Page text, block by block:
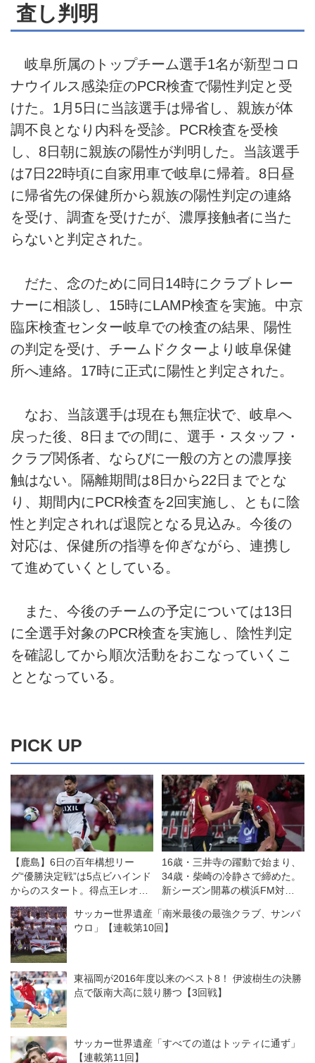
査し判明
岐阜所属のトップチーム選手1名が新型コロ
ナウイルス感染症のPCR検査で陽性判定と受
けた。1月5日に当該選手は帰省し、親族が体
調不良となり内科を受診。PCR検査を受検
し、8日朝に親族の陽性が判明した。当該選手
は7日22時頃に自家用車で岐阜に帰着。8日昼
に帰省先の保健所から親族の陽性判定の連絡
を受け、調査を受けたが、濃厚接触者に当た
らないと判定された。
だた、念のために同日14時にクラブトレー
ナーに相談し、15時にLAMP検査を実施。中京
臨床検査センター岐阜での検査の結果、陽性
の判定を受け、チームドクターより岐阜保健
所へ連絡。17時に正式に陽性と判定された。
なお、当該選手は現在も無症状で、岐阜へ
戻った後、8日までの間に、選手・スタッフ・
クラブ関係者、ならびに一般の方との濃厚接
触はない。隔離期間は8日から22日までとな
り、期間内にPCR検査を2回実施し、ともに陰
性と判定されれば退院となる見込み。今後の
対応は、保健所の指導を仰ぎながら、連携し
て進めていくとしている。
また、今後のチームの予定については13日
に全選手対象のPCR検査を実施し、陰性判定
を確認してから順次活動をおこなっていくこ
ととなっている。
PICK UP
【鹿島】6日の百年構想リー
グ“優勝決定戦”は5点ビハインド
からのスタート。得点王レオ・
セアラは神戸戦に向けて「より
アグレッシブに、より強気に、
冷静さも保ちながら」
16歳・三井寺の躍動で始まり、
34歳・柴崎の冷静さで締めた。
新シーズン開幕の横浜FM対鹿
◎J１開幕戦
サッカー世界遺産「南米最後の最強クラブ、サンパ
ウロ」【連載第10回】
東福岡が2016年度以来のベスト8！ 伊波樹生の決勝
点で阪南大高に競り勝つ【3回戦】
サッカー世界遺産「すべての道はトッティに通ず」
【連載第11回】